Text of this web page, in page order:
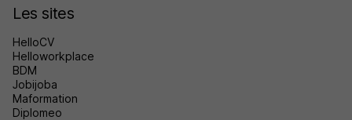
Les sites
HelloCV
Helloworkplace
BDM
Jobijoba
Maformation
Diplomeo